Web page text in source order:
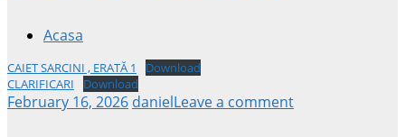
Acasa
CAIET SARCINI , ERATĂ 1
Download
CLARIFICARI
Download
February 16, 2026 danielLeave a comment